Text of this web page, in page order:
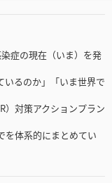
症の現在（いま）を発
いるのか」「いま世界で
）対策アクションプラン
を体系的にまとめてい